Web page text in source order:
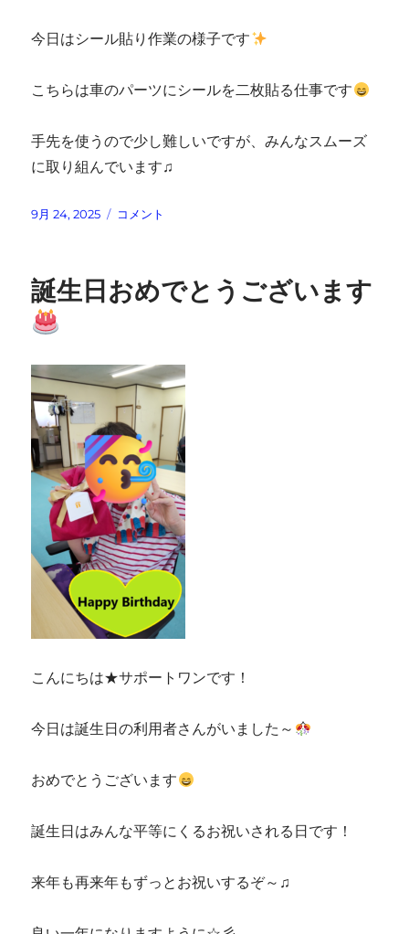
今日はシール貼り作業の様子です
こちらは車のパーツにシールを二枚貼る仕事です
手先を使うので少し難しいですが、みんなスムーズ
に取り組んでいます♫
投
9月 24, 2025
久
の
シ
貼
り
作
業
に
コメント
誕生日おめでとうございます
こんにちは★サポートワンです！
今日は誕生日の利用者さんがいました～
おめでとうございます
誕生日はみんな平等にくるお祝いされる日です！
来年も再来年もずっとお祝いするぞ～♫